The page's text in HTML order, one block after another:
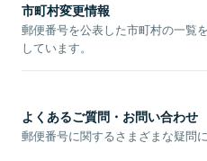
市町村変更情報
郵便番号を公表した市町村の一覧
しています。
よくあるご質問・お問い合わせ
郵便番号に関するさまざまな疑問